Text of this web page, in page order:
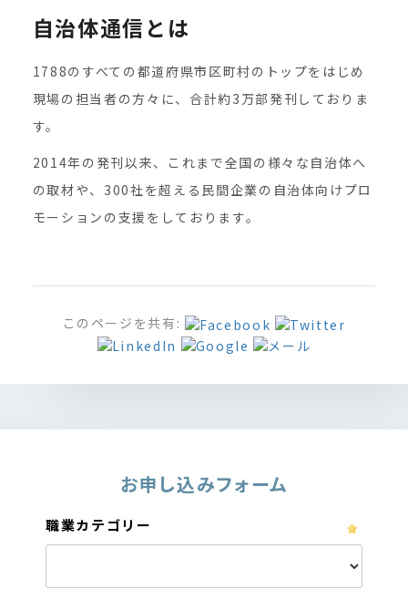
自治体通信とは
1788のすべての都道府県市区町村のトップをはじめ
現場の担当者の方々に、合計約3万部発刊しておりま
す。
2014年の発刊以来、これまで全国の様々な自治体へ
の取材や、300社を超える民間企業の自治体向けプロ
モーションの支援をしております。
このページを共有:
お申し込みフォーム
職業カテゴリー